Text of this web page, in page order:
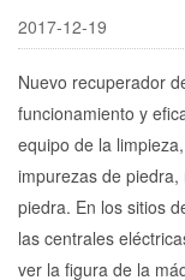
2017-12-19
Nuevo recuperador
funcionamiento y
equipo de la
impurezas de
piedra. En los sitios
las centrales
ver la figura de la